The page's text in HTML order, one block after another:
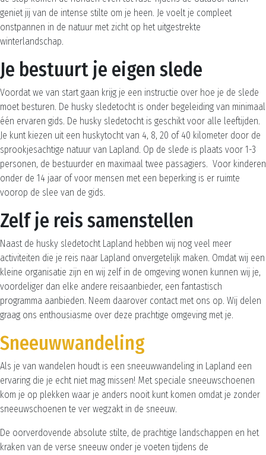
geniet jij van de intense stilte om je heen. Je voelt je compleet
onstpannen in de natuur met zicht op het uitgestrekte
winterlandschap.
Je bestuurt je eigen slede
Voordat we van start gaan krijg je een instructie over hoe je de slede
moet besturen. De husky sledetocht is onder begeleiding van minimaal
één ervaren gids. De husky sledetocht is geschikt voor alle leeftijden.
Je kunt kiezen uit een huskytocht van 4, 8, 20 of 40 kilometer door de
sprookjesachtige natuur van Lapland. Op de slede is plaats voor 1-3
personen, de bestuurder en maximaal twee passagiers. Voor kinderen
onder de 14 jaar of voor mensen met een beperking is er ruimte
voorop de slee van de gids.
Zelf je reis samenstellen
Naast de husky sledetocht Lapland hebben wij nog veel meer
activiteiten die je reis naar Lapland onvergetelijk maken. Omdat wij een
kleine organisatie zijn en wij zelf in de omgeving wonen kunnen wij je,
voordeliger dan elke andere reisaanbieder, een fantastisch
programma aanbieden. Neem daarover contact met ons op. Wij delen
graag ons enthousiasme over deze prachtige omgeving met je.
Sneeuwwandeling
Als je van wandelen houdt is een sneeuwwandeling in Lapland een
ervaring die je echt niet mag missen! Met speciale sneeuwschoenen
kom je op plekken waar je anders nooit kunt komen omdat je zonder
sneeuwschoenen te ver wegzakt in de sneeuw.
De oorverdovende absolute stilte, de prachtige landschappen en het
kraken van de verse sneeuw onder je voeten tijdens de